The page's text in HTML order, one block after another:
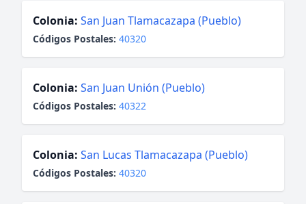
Colonia: San Juan Tlamacazapa (Pueblo)
Códigos Postales: 40320
Colonia: San Juan Unión (Pueblo)
Códigos Postales: 40322
Colonia: San Lucas Tlamacazapa (Pueblo)
Códigos Postales: 40320